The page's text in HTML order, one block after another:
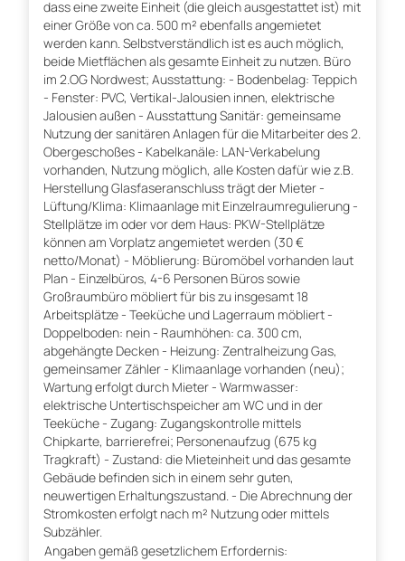
dass eine zweite Einheit (die gleich ausgestattet ist) mit
einer Größe von ca. 500 m² ebenfalls angemietet
werden kann. Selbstverständlich ist es auch möglich,
beide Mietflächen als gesamte Einheit zu nutzen. Büro
im 2.OG Nordwest; Ausstattung: - Bodenbelag: Teppich
- Fenster: PVC, Vertikal-Jalousien innen, elektrische
Jalousien außen - Ausstattung Sanitär: gemeinsame
Nutzung der sanitären Anlagen für die Mitarbeiter des 2.
Obergeschoßes - Kabelkanäle: LAN-Verkabelung
vorhanden, Nutzung möglich, alle Kosten dafür wie z.B.
Herstellung Glasfaseranschluss trägt der Mieter -
Lüftung/Klima: Klimaanlage mit Einzelraumregulierung -
Stellplätze im oder vor dem Haus: PKW-Stellplätze
können am Vorplatz angemietet werden (30 €
netto/Monat) - Möblierung: Büromöbel vorhanden laut
Plan - Einzelbüros, 4-6 Personen Büros sowie
Großraumbüro möbliert für bis zu insgesamt 18
Arbeitsplätze - Teeküche und Lagerraum möbliert -
Doppelboden: nein - Raumhöhen: ca. 300 cm,
abgehängte Decken - Heizung: Zentralheizung Gas,
gemeinsamer Zähler - Klimaanlage vorhanden (neu);
Wartung erfolgt durch Mieter - Warmwasser:
elektrische Untertischspeicher am WC und in der
Teeküche - Zugang: Zugangskontrolle mittels
Chipkarte, barrierefrei; Personenaufzug (675 kg
Tragkraft) - Zustand: die Mieteinheit und das gesamte
Gebäude befinden sich in einem sehr guten,
neuwertigen Erhaltungszustand. - Die Abrechnung der
Stromkosten erfolgt nach m² Nutzung oder mittels
Subzähler.
Angaben gemäß gesetzlichem Erfordernis: